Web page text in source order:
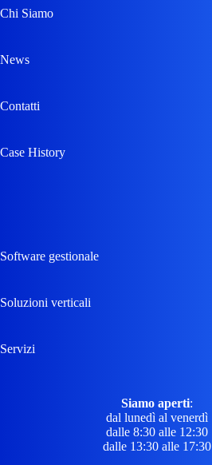
Chi Siamo
News
Contatti
Case History
Software gestionale
Soluzioni verticali
Servizi
Siamo aperti:
dal lunedì al venerdì
dalle 8:30 alle 12:30
dalle 13:30 alle 17:30